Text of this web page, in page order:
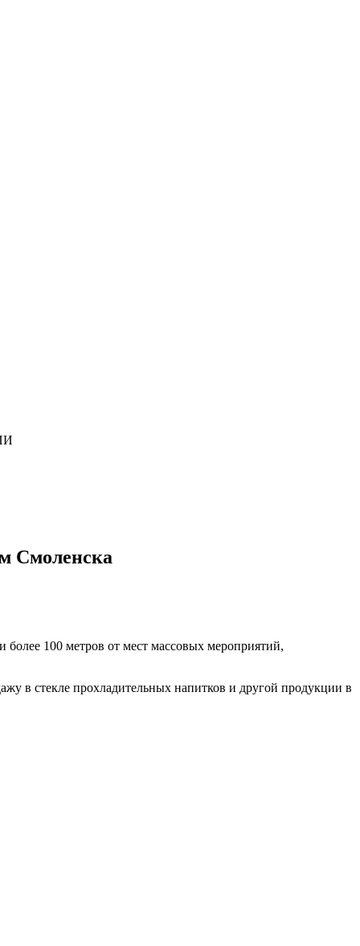
Смоленска
100 метров от мест массовых мероприятий,
в стекле прохладительных напитков и другой продукции в